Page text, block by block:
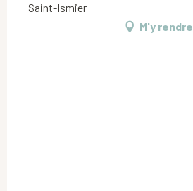
Saint-Ismier
M'y rendre